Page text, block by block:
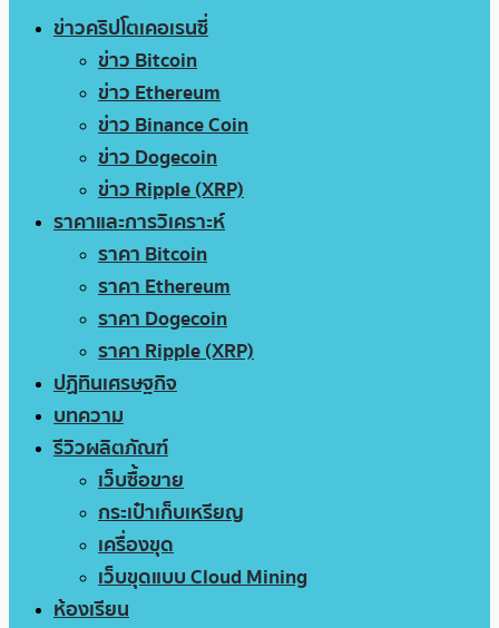
ข่าวคริปโตเคอเรนซี่
ข่าว Bitcoin
ข่าว Ethereum
ข่าว Binance Coin
ข่าว Dogecoin
ข่าว Ripple (XRP)
ราคาและการวิเคราะห์
ราคา Bitcoin
ราคา Ethereum
ราคา Dogecoin
ราคา Ripple (XRP)
ปฏิทินเศรษฐกิจ
บทความ
รีวิวผลิตภัณฑ์
เว็บซื้อขาย
กระเป๋าเก็บเหรียญ
เครื่องขุด
เว็บขุดแบบ Cloud Mining
ห้องเรียน